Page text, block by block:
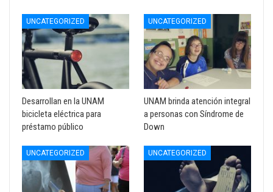
UNCATEGORIZED
Desarrollan en la UNAM
bicicleta eléctrica para
préstamo público
UNCATEGORIZED
UNAM brinda atención integral
a personas con Síndrome de
Down
UNCATEGORIZED UNCATEGORIZED